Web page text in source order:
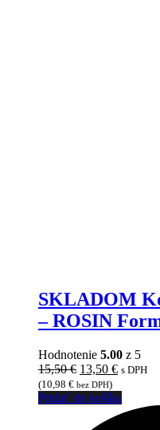
SKLADOM
– ROSIN
Hodnotenie 5.00 z 5
15,50€ Pôvodná
cena
bola:
15,50 €.
13,50 €Aktuálna
je:
13,50 €.
s DPH
(10,98 € bez DPH)
Pridať do košíka